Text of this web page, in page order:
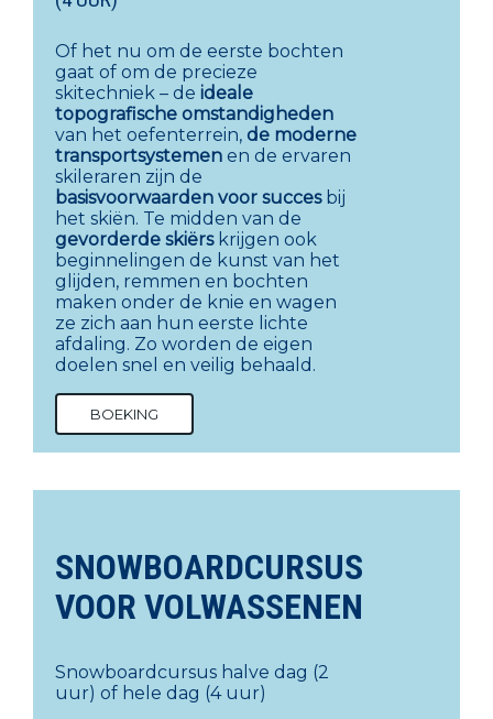
Of het nu om de eerste bochten
gaat of om de precieze
skitechniek – de ideale
topografische omstandigheden
van het oefenterrein, de moderne
transportsystemen en de ervaren
skileraren zijn de
basisvoorwaarden voor succesbij
het skiën. Te midden van de
gevorderde skiërskrijgen ook
beginnelingen de kunst van het
glijden, remmen en bochten
maken onder de knie en wagen
ze zich aan hun eerste lichte
afdaling. Zo worden de eigen
doelen snel en veilig behaald.
BOEKING
SNOWBOARDCURSUS
VOOR VOLWASSENEN
Snowboardcursus halve dag (2
uur) of hele dag (4 uur)